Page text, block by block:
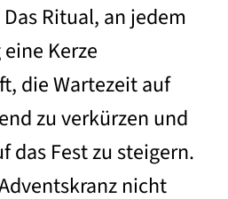
Ritual, an jedem
Kerze
die Wartezeit auf
zu verkürzen und
das Fest zu steigern.
nicht